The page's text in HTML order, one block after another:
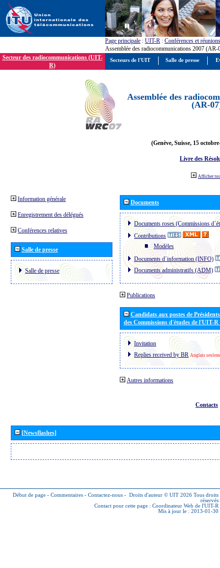
Page principale : UIT-R : Conférences et réunions
Assemblée des radiocommunications 2007 (AR-
Secteur des radiocommunications (UIT-
R)
Assemblée des
(AR-
(Genève, Suisse, 15
Livre des
Afficher
Information générale
Enregistrement des délégués
Conférences relatives
Salle de presse
Salle de presse
Documents
Documents roses (Commissions
Contributions
Modèles
Documents d´information (INFO)
Documents administratifs (ADM)
Publications
Candidats aux postes de
des Commissions d'études de l'UIT-
Invitation
Replies received by BR Anglais
Autres informations
Contacts
[Newsflashes]
Début de page - Commentaires - Contactez-nous - Droits d'auteur © UIT 2026 Tous droits
réservés
Contact pour cette page : Coordinateur Web de l'UIT-R
Mis à jour le : 2013-01-30
Secteurs de l'UIT Salle de presse